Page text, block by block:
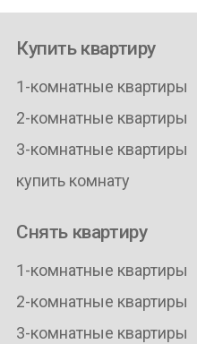
Купить квартиру
1-комнатные квартиры
2-комнатные квартиры
3-комнатные квартиры
купить комнату
Снять квартиру
1-комнатные квартиры
2-комнатные квартиры
3-комнатные квартиры